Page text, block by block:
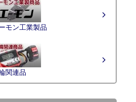
モン工業製品
関連品